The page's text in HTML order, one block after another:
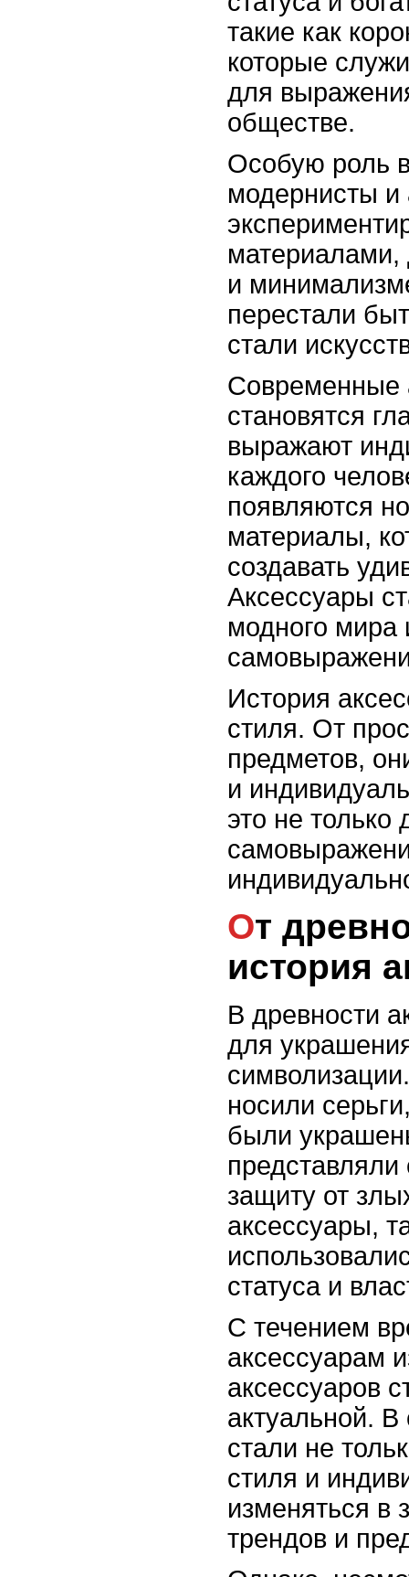
такие как
которые
для
обществе.
Особую роль
модернисты и
материалами,
и
перестали
стали
Современные
становятся
выражают
каждого
появляются
материалы,
создавать
Аксессуары
модного
История
стиля. От
предметов,
и
это не только
От древности к современности:
история
В древности
для
носили
были
защиту от
аксессуары,
статуса и
С течением
аксессуарам
аксессуаров
актуальной.
стали не
стиля и
изменяться в
трендов и